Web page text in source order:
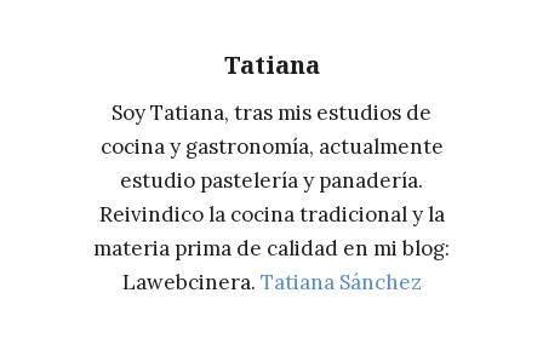
Tatiana
Soy Tatiana, tras mis estudios de
cocina y gastronomía, actualmente
estudio pastelería y panadería.
Reivindico la cocina tradicional y la
materia prima de calidad en mi blog:
Lawebcinera. Tatiana Sánchez